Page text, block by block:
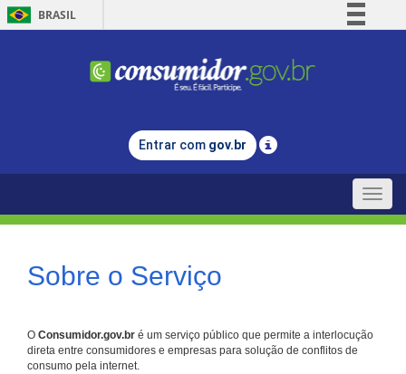
BRASIL
Comunica BR
Legislação
Entrar com gov.br
Toggle
Sobre o Serviço
O Consumidor.gov.br é um serviço público que permite a interlocução
direta entre consumidores e empresas para solução de conflitos de
consumo pela internet.